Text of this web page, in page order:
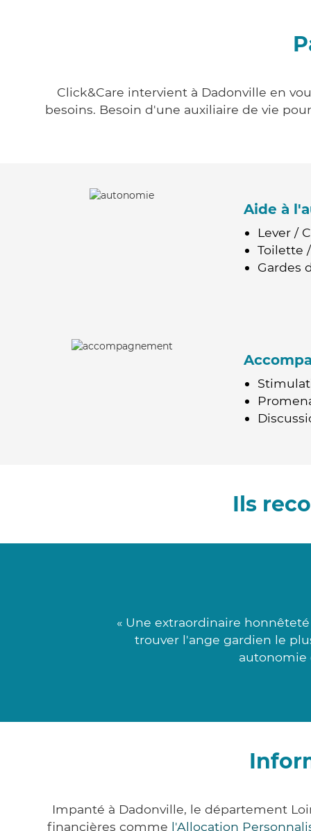
Click&Care intervient à Dadonville en
besoins. Besoin d'une auxiliaire de vie
Aide à
Lever /
Toilette
Gardes
Ils
« Une extraordinaire
trouver l'ange gardien le
autonomie
Impanté à Dadonville, le département
financières comme l'Allocation